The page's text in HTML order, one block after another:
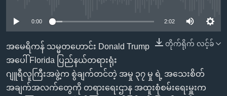
စာမျက်နှာ
သို့
ကျော်
ကြည့်
ဗွီအိုအေ လူမှုကွန်ယက်များ
0:00 2:02
တိုက်ရိုက် လင့်ခ်
အမေရိကန် သမ္မတဟောင်း Donald Trump
အပေါ် Florida ပြည်နယ်တရားရုံး
ဂျူရီလူကြီးအဖွဲ့က စွဲချက်တင်တဲ့ အမှု ၃၇ မှု ရဲ့ အသေးစိတ်
အချက်အလက်တွေကို တရားရေးဌာန အထူးစုံစမ်းရေးမှူးက